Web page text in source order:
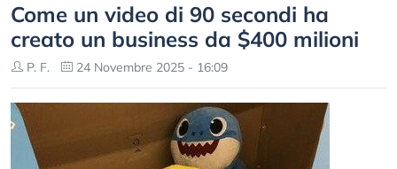
Come un video di 90 secondi ha
creato un business da $400 milioni
P. F. 24 Novembre 2025 - 16:09